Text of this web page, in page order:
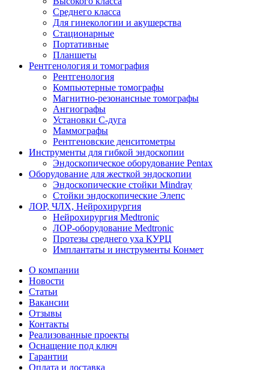
Среднего класса
Для гинекологии и акушерства
Стационарные
Портативные
Планшеты
Рентгенология и томография
Рентгенология
Компьютерные томографы
Магнитно-резонансные томографы
Ангиографы
Установки С-дуга
Маммографы
Рентгеновские денситометры
Инструменты для гибкой эндоскопии
Эндоскопическое оборудование Pentax
Оборудование для жесткой эндоскопии
Эндоскопические стойки Mindray
Стойки эндоскопические Элепс
ЛОР, ЧЛХ, Нейрохирургия
Нейрохирургия Medtronic
ЛОР-оборудование Medtronic
Протезы среднего уха КУРЦ
Имплантаты и инструменты Конмет
О компании
Новости
Статьи
Вакансии
Отзывы
Контакты
Реализованные проекты
Оснащение под ключ
Гарантии
Оплата и доставка